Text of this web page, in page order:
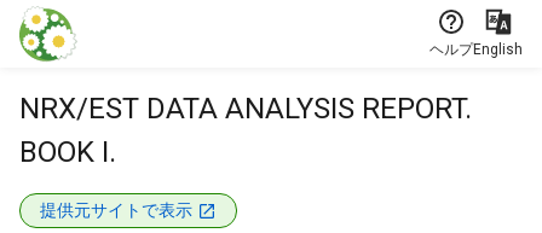
本文に飛ぶ
ヘルプEnglish
NRX/EST DATA ANALYSIS REPORT.
BOOK I.
提供元サイトで表示